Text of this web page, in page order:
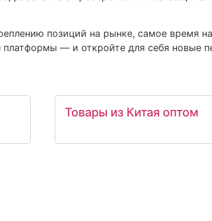
позиций на рынке, самое время
платформы — и откройте для себя новые
Товары из Китая оптом